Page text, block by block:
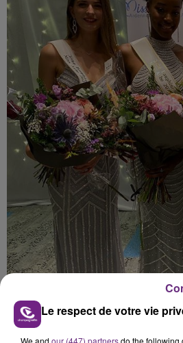
Le respect de votre vie
We and our (447) partnersdo the following